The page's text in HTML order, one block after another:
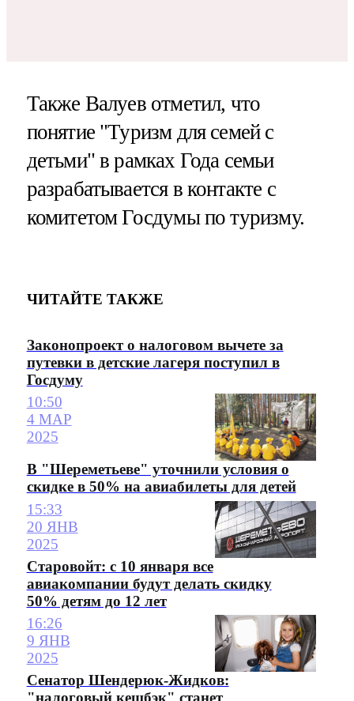
Также Валуев отметил, что
понятие "Туризм для семей с
детьми" в рамках Года семьи
разрабатывается в контакте с
комитетом Госдумы по туризму.
ЧИТАЙТЕ ТАКЖЕ
Законопроект о налоговом вычете за
путевки в детские лагеря поступил в
Госдуму
10:50
4 МАР
2025
В "Шереметьеве" уточнили условия о
скидке в 50% на авиабилеты для детей
15:33
20 ЯНВ
2025
Старовойт: с 10 января все
авиакомпании будут делать скидку
50% детям до 12 лет
16:26
9 ЯНВ
2025
Сенатор Шендерюк-Жидков:
"налоговый кешбэк" станет